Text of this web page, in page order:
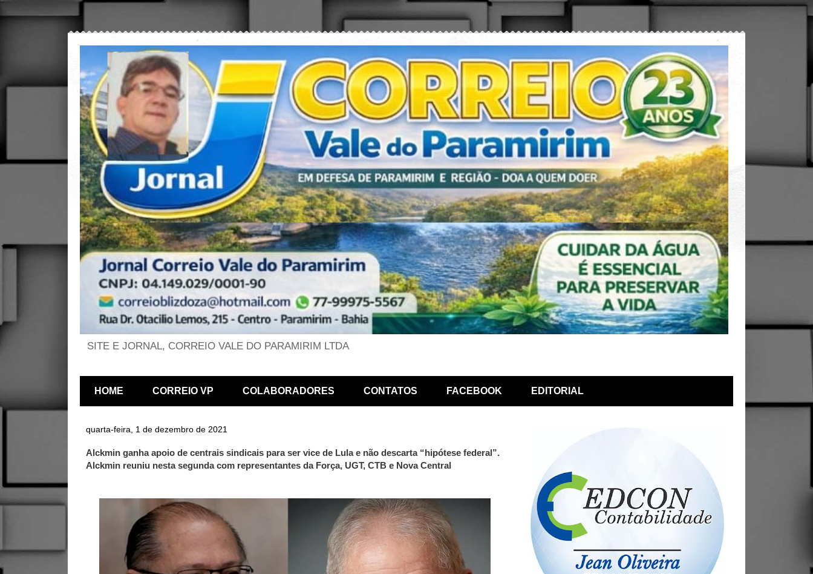
SITE E JORNAL, CORREIO VALE DO PARAMIRIM LTDA
HOME CORREIO VP COLABORADORES CONTATOS FACEBOOK EDITORIAL
quarta-feira, 1 de dezembro de 2021
Alckmin ganha apoio de centrais sindicais para ser vice de Lula e não descarta “hipótese federal”.
Alckmin reuniu nesta segunda com representantes da Força, UGT, CTB e Nova Central